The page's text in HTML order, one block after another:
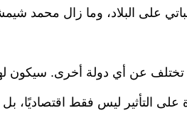
نباتي على البلاد، وما زال محمد
تختلف عن أي دولة أخرى. سيكون
التأثير ليس فقط اقتصاديًا، بل